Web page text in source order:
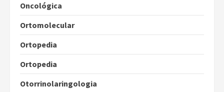
Oncológica
Ortomolecular
Ortopedia
Ortopedia
Otorrinolaringologia